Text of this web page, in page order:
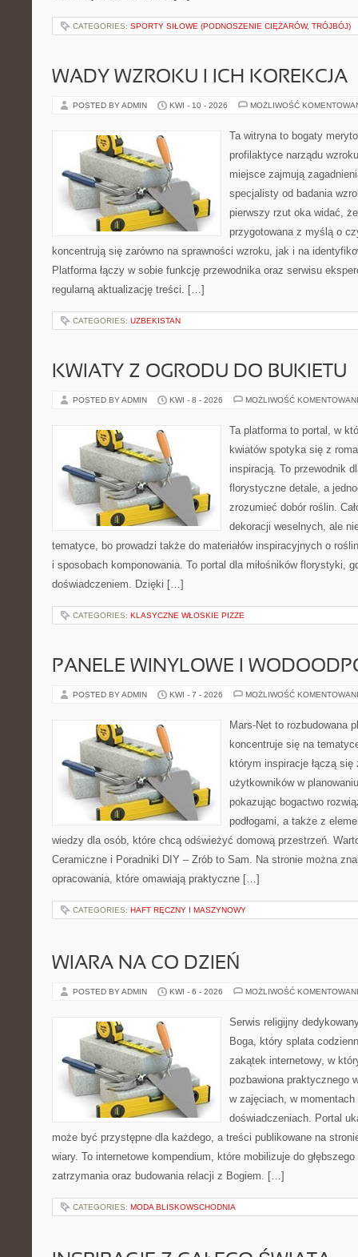
CATEGORIES: SPORTY SIŁOWE (PODNOSZENIE CIĘŻARÓW, TRÓJBÓJ)
WADY WZROKU I ICH KOREKCJA
POSTED BY ADMIN KWI - 10 - 2026 MOŻLIWOŚĆ
Ta witryna to bogaty
profilaktyce narządu
miejsce zajmują
specjalisty od badania
pierwszy rzut oka widać,
przygotowana z myślą o
koncentrują się zarówno na sprawności wzroku, jak i na
Platforma łączy w sobie funkcję przewodnika oraz serwisu
regularną aktualizację treści. […]
CATEGORIES: UZBEKISTAN
KWIATY Z OGRODU DO BUKIETU
POSTED BY ADMIN KWI - 8 - 2026 MOŻLIWOŚĆ
Ta platforma to portal, w
kwiatów spotyka się z
inspiracją. To przewodnik
florystyczne detale, a
zrozumieć dobór roślin.
dekoracji weselnych, ale
tematyce, bo prowadzi także do materiałów inspiracyjnych o
i sposobach komponowania. To portal dla miłośników florystyki,
doświadczeniem. Dzięki […]
CATEGORIES: KLASYCZNE WŁOSKIE PIZZE
PANELE WINYLOWE I
POSTED BY ADMIN KWI - 7 - 2026 MOŻLIWOŚĆ
Mars-Net to rozbudowana
koncentruje się na
którym inspiracje łączą
użytkowników w
pokazując bogactwo
podłogami, a także z
wiedzy dla osób, które chcą odświeżyć domową przestrzeń.
Ceramiczne i Poradniki DIY – Zrób to Sam. Na stronie można
opracowania, które omawiają praktyczne […]
CATEGORIES: HAFT RĘCZNY I MASZYNOWY
WIARA NA CO DZIEŃ
POSTED BY ADMIN KWI - 6 - 2026 MOŻLIWOŚĆ
Serwis religijny
Boga, który splata
zakątek internetowy, w
pozbawiona praktycznego
w zajęciach, w
doświadczeniach. Portal
może być przystępne dla każdego, a treści publikowane na
wiary. To internetowe kompendium, które mobilizuje do głębszego
zatrzymania oraz budowania relacji z Bogiem. […]
CATEGORIES: MODA BLISKOWSCHODNIA